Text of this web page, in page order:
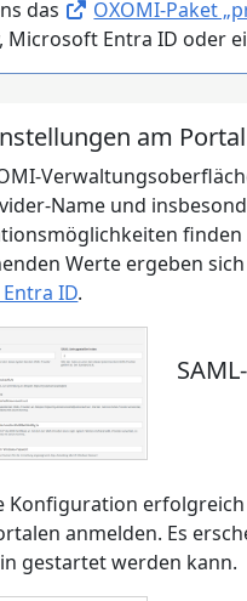
das
OXOMI-Paket
Microsoft Entra ID oder
am Portal
Name und
finden
Werte ergeben
ID.
Konfiguration
anmelden. Es
gestartet werden kann.